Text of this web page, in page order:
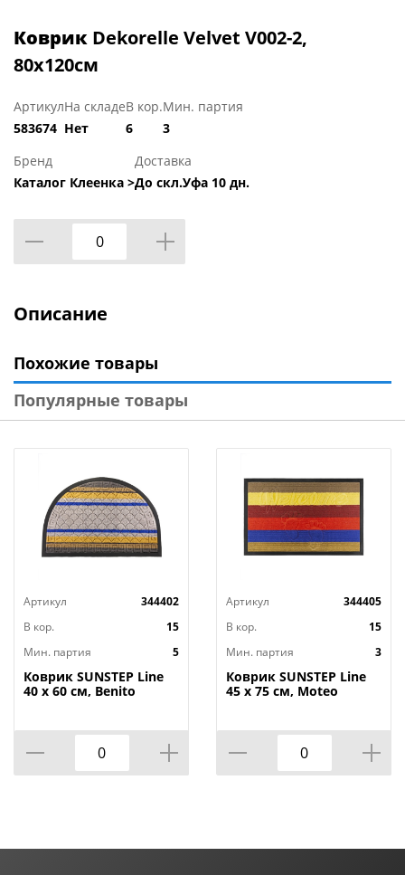
Коврик Dekorelle Velvet V002-2,
80x120см
Артикул
583674
На складе
Нет
В кор.
6
Мин. партия
3
Бренд
Каталог Клеенка >
Доставка
До скл.Уфа 10 дн.
Описание
Похожие товары
Популярные товары
Артикул
344402
В кор.
15
Мин. партия
5
Коврик SUNSTEP Line
40 х 60 см, Benito
Артикул
344405
В кор.
15
Мин. партия
3
Коврик SUNSTEP Line
45 х 75 см, Moteo